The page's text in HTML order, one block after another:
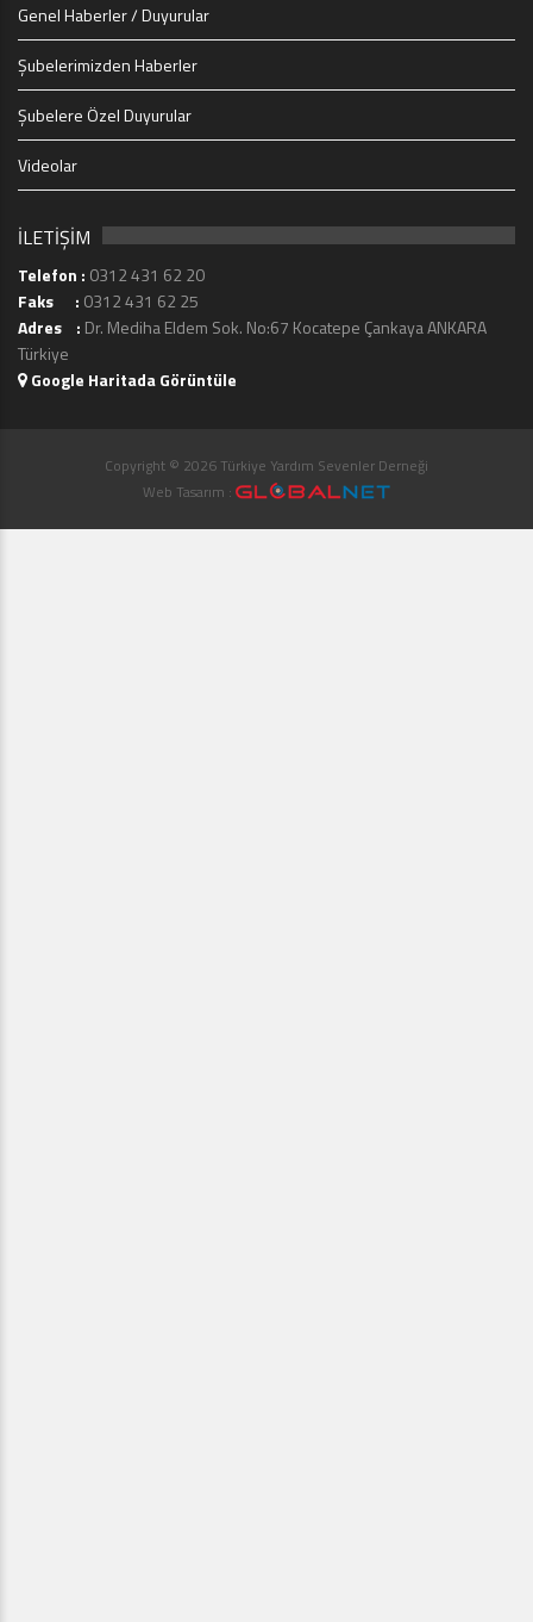
Genel Haberler / Duyurular
Şubelerimizden Haberler
Şubelere Özel Duyurular
Videolar
İLETİŞİM
Telefon : 0312 431 62 20
Faks : 0312 431 62 25
Adres : Dr. Mediha Eldem Sok. No:67 Kocatepe Çankaya ANKARA
Türkiye
Google Haritada Görüntüle
Copyright © 2026 Türkiye Yardım Sevenler Derneği
Web Tasarım :